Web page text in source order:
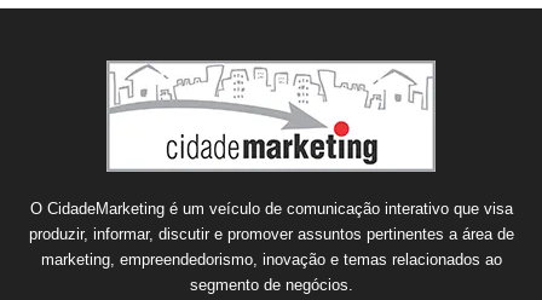
O CidadeMarketing é um veículo de comunicação interativo que visa
produzir, informar, discutir e promover assuntos pertinentes a área de
marketing, empreendedorismo, inovação e temas relacionados ao
segmento de negócios.